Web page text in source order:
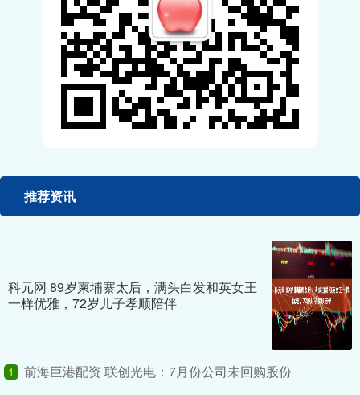
推荐资讯
科元网 89岁柬埔寨太后，满头白发和英女王
一样优雅，72岁儿子孝顺陪伴
1 前海巨港配资 联创光电：7月份公司未回购股份